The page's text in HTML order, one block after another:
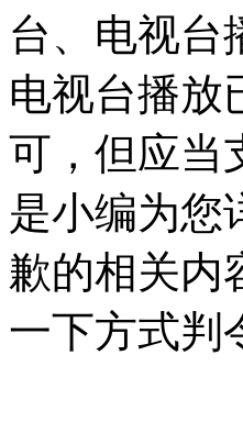
台、电视台
电视台播放
可，但应当
是小编为您
歉的相关内
一下方式判